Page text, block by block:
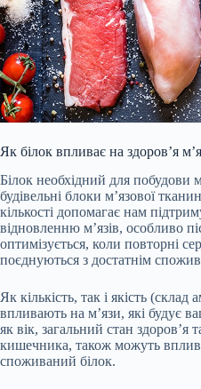
Як білок впливає на здоров’я
Білок необхідний для побудови
будівельні блоки м’язової
кількості допомагає нам
відновленню м’язів, особливо
оптимізується, коли повторні
поєднуються з достатнім
Як кількість, так і якість (склад
впливають на м’язи, які будує
як вік, загальний стан здоров’я
кишечника, також можуть
споживаний білок.